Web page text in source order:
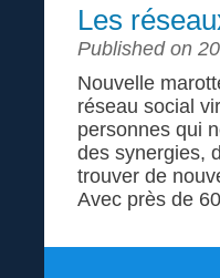
Les
Published on
Nouvelle
réseau social
personnes qui
des synergies,
trouver de
Avec près de